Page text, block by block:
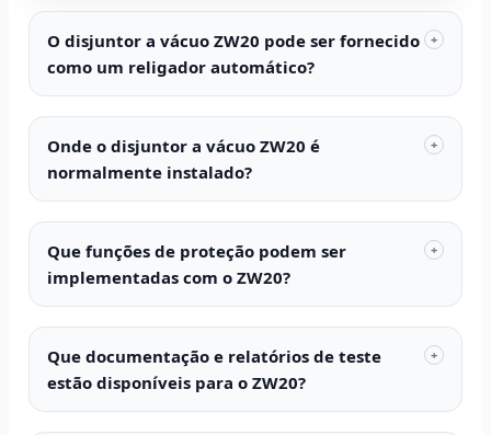
O disjuntor a vácuo ZW20 pode ser fornecido
como um religador automático?
+
Onde o disjuntor a vácuo ZW20 é
normalmente instalado?
+
Que funções de proteção podem ser
implementadas com o ZW20?
+
Que documentação e relatórios de teste
estão disponíveis para o ZW20?
+